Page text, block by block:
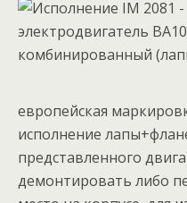
европейская
исполнение
представленного
демонтировать либо